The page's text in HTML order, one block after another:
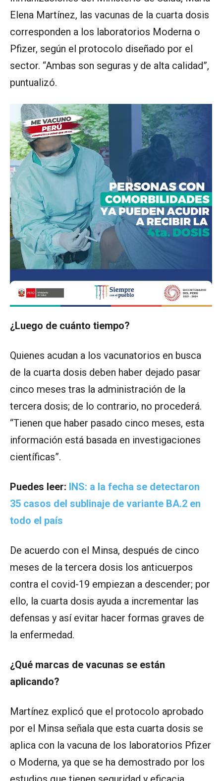
Elena Martínez, las vacunas de la cuarta dosis
corresponden a los laboratorios Moderna o
Pfizer, según el protocolo diseñado por el
sector. “Ambas son seguras y de alta calidad”,
puntualizó.
¿Luego de cuánto tiempo?
Quienes acudan a los vacunatorios en busca
de la cuarta dosis deben haber dejado pasar
cinco meses tras la administración de la
tercera dosis; de lo contrario, no procederá.
“Tienen que haber pasado cinco meses, esta
información está basada en investigaciones
científicas”.
Puedes leer: INS: a la fecha se detectaron
35 casos del sublinaje de variante BA.2 en
todo el país
De acuerdo con el Minsa, después de cinco
meses de la tercera dosis los anticuerpos
contra el covid-19 empiezan a descender; por
ello, la cuarta dosis ayuda a incrementar las
defensas y así evitar hacer formas graves de
la enfermedad.
¿Qué marcas de vacunas se están
aplicando?
Martínez explicó que el protocolo aprobado
por el Minsa señala que esta cuarta dosis se
aplica con la vacuna de los laboratorios Pfizer
o Moderna, ya que se ha demostrado por los